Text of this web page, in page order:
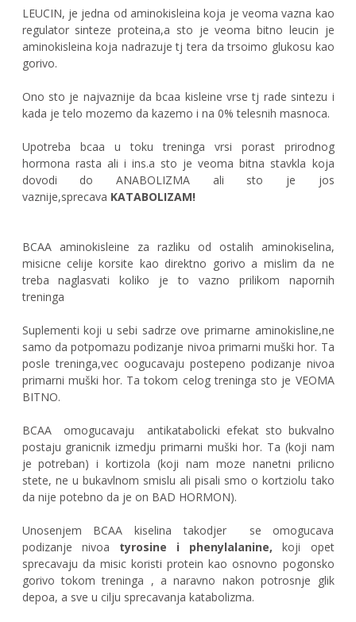
LEUCIN, je jedna od aminokisleina koja je veoma vazna kao
regulator sinteze proteina,a sto je veoma bitno leucin je
aminokisleina koja nadrazuje tj tera da trsoimo glukosu kao
gorivo.
Ono sto je najvaznije da bcaa kisleine vrse tj rade sintezu i
kada je telo mozemo da kazemo i na 0% telesnih masnoca.
Upotreba bcaa u toku treninga vrsi porast prirodnog
hormona rasta ali i ins.a sto je veoma bitna stavkla koja
dovodi do ANABOLIZMA ali sto je jos
vaznije,sprecava KATABOLIZAM!
BCAA aminokisleine za razliku od ostalih aminokiselina,
misicne celije korsite kao direktno gorivo a mislim da ne
treba naglasvati koliko je to vazno prilikom napornih
treninga
Suplementi koji u sebi sadrze ove primarne aminokisline,ne
samo da potpomazu podizanje nivoa primarni muški hor. Ta
posle treninga,vec oogucavaju postepeno podizanje nivoa
primarni muški hor. Ta tokom celog treninga sto je VEOMA
BITNO.
BCAA omogucavaju antikatabolicki efekat sto bukvalno
postaju granicnik izmedju primarni muški hor. Ta (koji nam
je potreban) i kortizola (koji nam moze nanetni prilicno
stete, ne u bukavlnom smislu ali pisali smo o kortziolu tako
da nije potebno da je on BAD HORMON).
Unosenjem BCAA kiselina takodjer se omogucava
podizanje nivoa
tyrosine i phenylalanine,koji opet
sprecavaju da misic koristi protein kao osnovno pogonsko
gorivo tokom treninga , a naravno nakon potrosnje glik
depoa, a sve u cilju sprecavanja katabolizma.